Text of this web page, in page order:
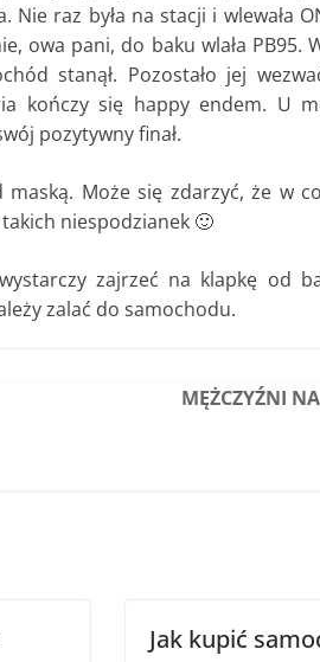
raz była na stacji i wlewała
owa pani, do baku wlała PB95.
stanął. Pozostało jej
kończy się happy endem. U
pozytywny finał.
Może się zdarzyć, że w
niespodzianek 🙂
zajrzeć na klapkę od
zalać do samochodu.
MĘŻCZYŹNI
Jak kupić